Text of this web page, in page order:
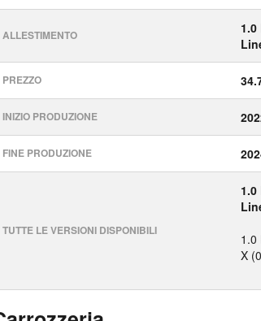
ALLESTIMENTO
1.0
PREZZO
INIZIO PRODUZIONE
FINE PRODUZIONE
TUTTE LE VERSIONI DISPONIBILI
1.0
1.0
X